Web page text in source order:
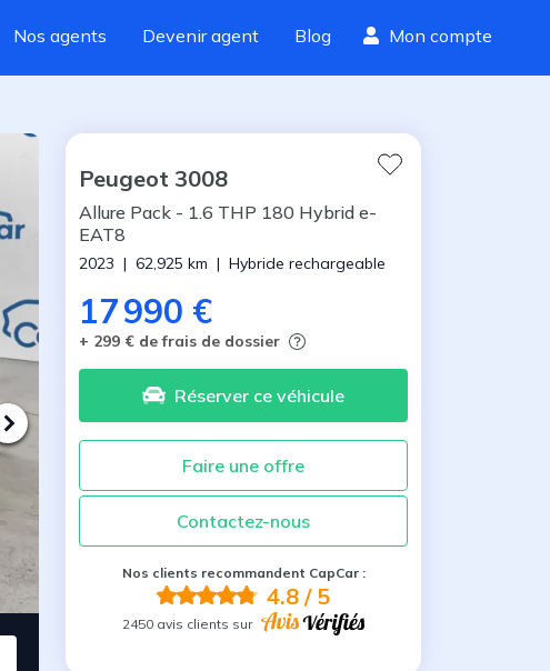
Nos agents Devenir agent Blog Mon compte
Peugeot 3008
Allure Pack - 1.6 THP 180 Hybrid e-
EAT8
2023 | 62,925 km | Hybride rechargeable
17 990 €
+ 299 € de frais de dossier
Réserver ce véhicule
Faire une offre
Contactez-nous
Nos clients recommandent CapCar :
4.8/ 5
2450 avis clients sur